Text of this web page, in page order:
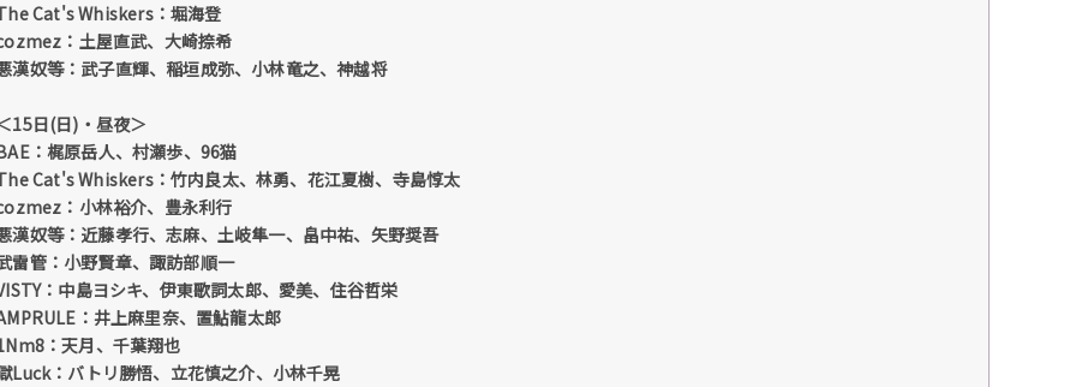
Cat's Whiskers：堀海登
：土屋直武、大崎捺希
漢奴等：武子直輝、稲垣成弥、小林竜之、神越将
15日(日)・昼夜＞
：梶原岳人、村瀬歩、96猫
Cat's Whiskers：竹内良太、林勇、花江夏樹、寺島惇太
：小林裕介、豊永利行
漢奴等：近藤孝行、志麻、土岐隼一、畠中祐、矢野奨吾
雷管：小野賢章、諏訪部順一
：中島ヨシキ、伊東歌詞太郎、愛美、住谷哲栄
：井上麻里奈、置鮎龍太郎
：天月、千葉翔也
Luck：バトリ勝悟、立花慎之介、小林千晃